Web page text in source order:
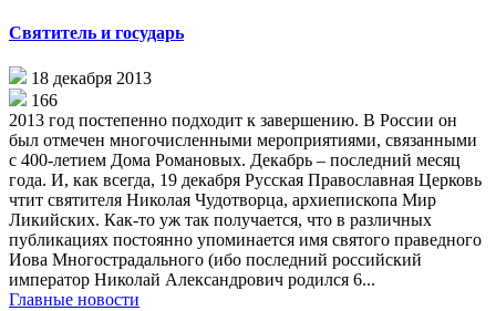
Святитель и государь
18 декабря 2013
166
2013 год постепенно подходит к завершению. В России он
был отмечен многочисленными мероприятиями, связанными
с 400-летием Дома Романовых. Декабрь – последний месяц
года. И, как всегда, 19 декабря Русская Православная Церковь
чтит святителя Николая Чудотворца, архиепископа Мир
Ликийских. Как-то уж так получается, что в различных
публикациях постоянно упоминается имя святого праведного
Иова Многострадального (ибо последний российский
император Николай Александрович родился 6...
Главные новости